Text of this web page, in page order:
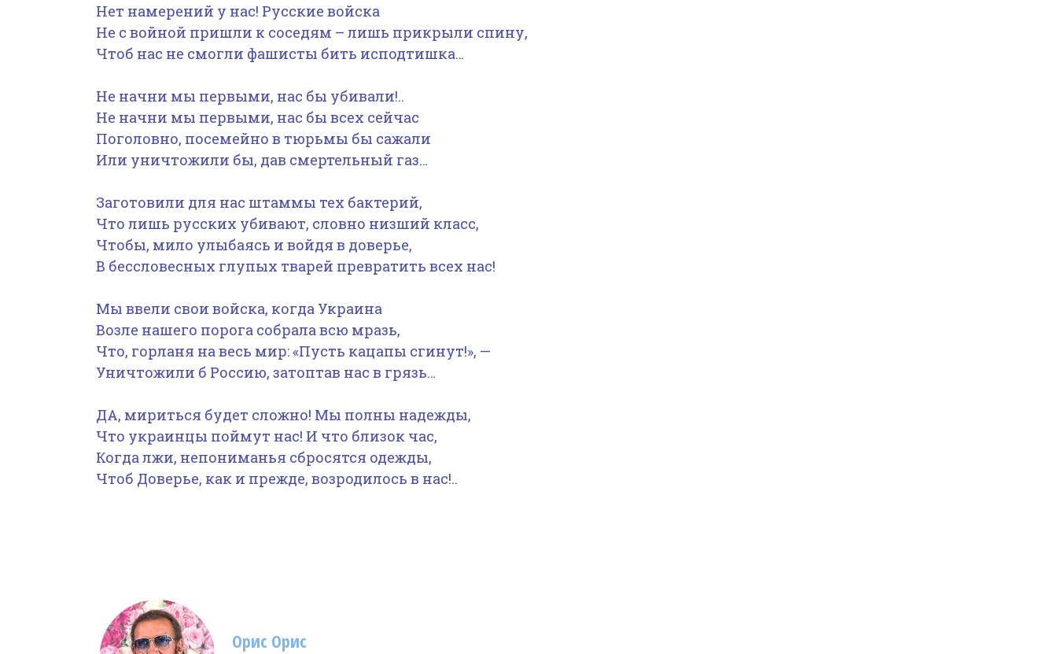
Нет намерений у нас! Русские войска
Не с войной пришли к соседям – лишь прикрыли спину,
Чтоб нас не смогли фашисты бить исподтишка…
Не начни мы первыми, нас бы убивали!..
Не начни мы первыми, нас бы всех сейчас
Поголовно, посемейно в тюрьмы бы сажали
Или уничтожили бы, дав смертельный газ…
Заготовили для нас штаммы тех бактерий,
Что лишь русских убивают, словно низший класс,
Чтобы, мило улыбаясь и войдя в доверье,
В бессловесных глупых тварей превратить всех нас!
Мы ввели свои войска, когда Украина
Возле нашего порога собрала всю мразь,
Что, горланя на весь мир: «Пусть кацапы сгинут!», —
Уничтожили б Россию, затоптав нас в грязь…
ДА, мириться будет сложно! Мы полны надежды,
Что украинцы поймут нас! И что близок час,
Когда лжи, непониманья сбросятся одежды,
Чтоб Доверье, как и прежде, возродилось в нас!..
Орис Орис